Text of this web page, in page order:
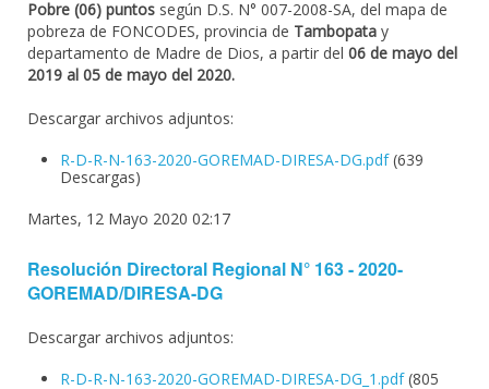
Pobre (06) puntos según D.S. N° 007-2008-SA, del mapa de
pobreza de FONCODES, provincia de Tambopata y
departamento de Madre de Dios, a partir del 06 de mayo del
2019 al 05 de mayo del 2020.
Descargar archivos adjuntos:
R-D-R-N-163-2020-GOREMAD-DIRESA-DG.pdf(639
Descargas)
Martes, 12 Mayo 2020 02:17
Resolución Directoral Regional N° 163 - 2020-
GOREMAD/DIRESA-DG
Descargar archivos adjuntos:
R-D-R-N-163-2020-GOREMAD-DIRESA-DG_1.pdf(805